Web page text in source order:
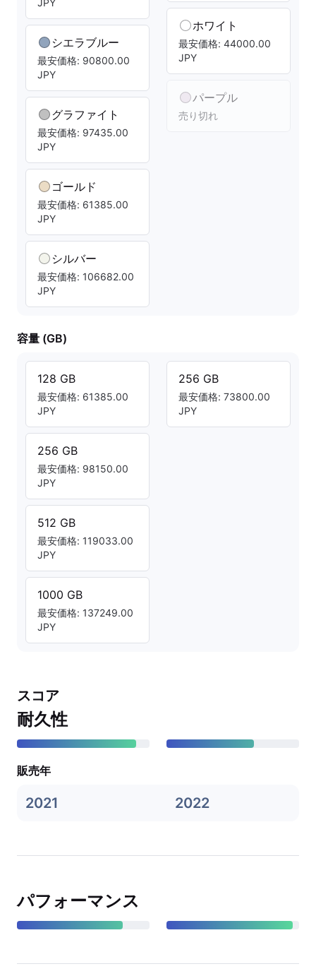
JPY
シエラブルー
最安価格: 90800.00
JPY
グラファイト
最安価格: 97435.00
JPY
ゴールド
最安価格: 61385.00
JPY
シルバー
最安価格: 106682.00
JPY
ホワイト
最安価格: 44000.00
JPY
パープル
売り切れ
容量 (GB)
128 GB
最安価格: 61385.00
JPY
256 GB
最安価格: 98150.00
JPY
512 GB
最安価格: 119033.00
JPY
1000 GB
最安価格: 137249.00
JPY
256 GB
最安価格: 73800.00
JPY
スコア
耐久性
販売年
2021 2022
パフォーマンス